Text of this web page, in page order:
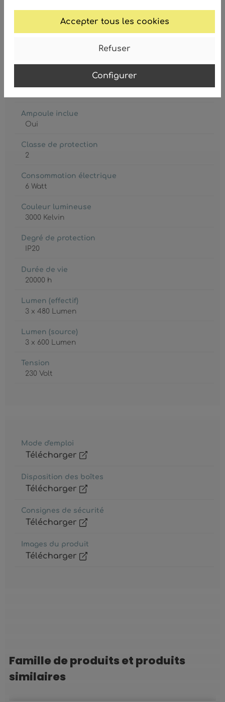
Accepter tous les cookies
Refuser
Configurer
Ampoule inclue
Oui
Classe de protection
2
Consommation électrique
6 Watt
Couleur lumineuse
3000 Kelvin
Degré de protection
IP20
Durée de vie
20000 h
Lumen (effectif)
3 x 480 Lumen
Lumen (source)
3 x 600 Lumen
Tension
230 Volt
Mode d'emploi
Télécharger
Disposition des boîtes
Télécharger
Consignes de sécurité
Télécharger
Images du produit
Télécharger
Ignorer la galerie de produits
Famille de produits et produits
similaires